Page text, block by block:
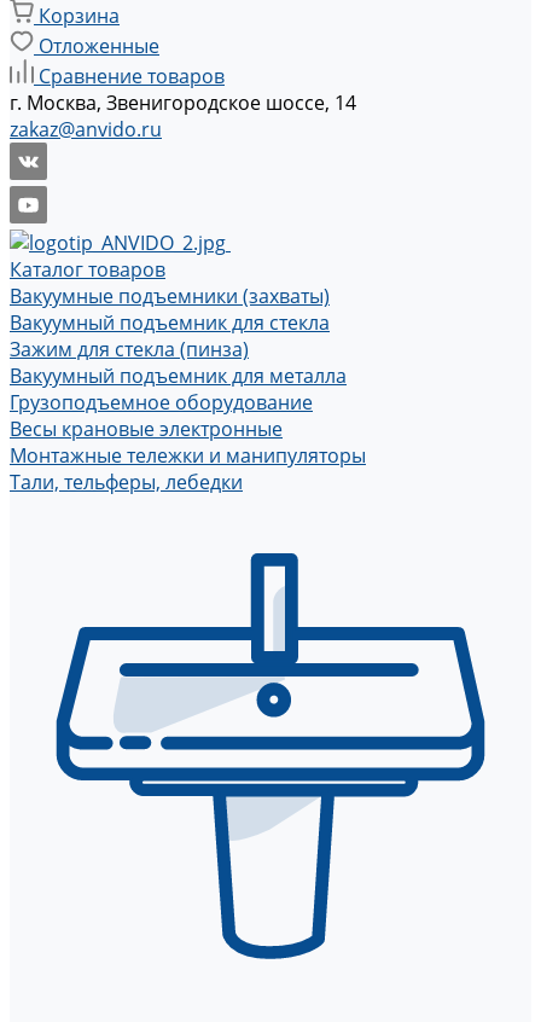
Корзина
Отложенные
Сравнение товаров
г. Москва, Звенигородское шоссе, 14
zakaz@anvido.ru
Каталог товаров
Вакуумные подъемники (захваты)
Вакуумный подъемник для стекла
Зажим для стекла (пинза)
Вакуумный подъемник для металла
Грузоподъемное оборудование
Весы крановые электронные
Монтажные тележки и манипуляторы
Тали, тельферы, лебедки